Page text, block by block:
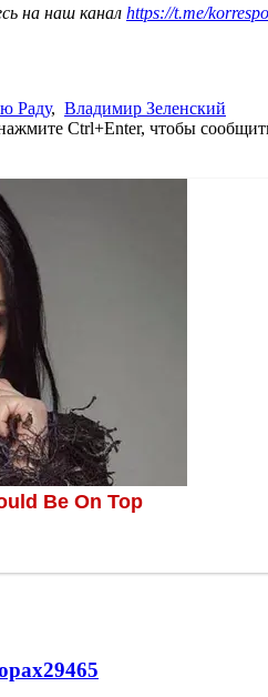
на наш канал https://t.me/
Раду, Владимир Зеленский
Ctrl+Enter, чтобы
29465